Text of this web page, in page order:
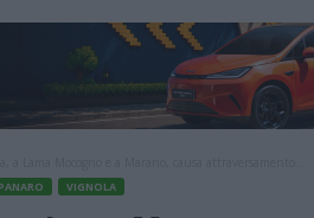
VIGNOLA